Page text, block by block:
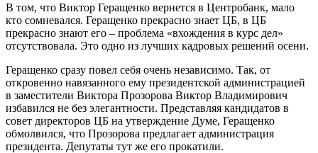
В том, что Виктор Геращенко вернется в Центробанк, мало
кто сомневался. Геращенко прекрасно знает ЦБ, в ЦБ
прекрасно знают его – проблема «вхождения в курс дел»
отсутствовала. Это одно из лучших кадровых решений осени.
Геращенко сразу повел себя очень независимо. Так, от
откровенно навязанного ему президентской администрацией
в заместители Виктора Прозорова Виктор Владимирович
избавился не без элегантности. Представляя кандидатов в
совет директоров ЦБ на утверждение Думе, Геращенко
обмолвился, что Прозорова предлагает администрация
президента. Депутаты тут же его прокатили.